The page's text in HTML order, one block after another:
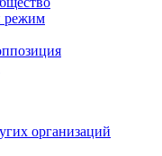
режим
организаций